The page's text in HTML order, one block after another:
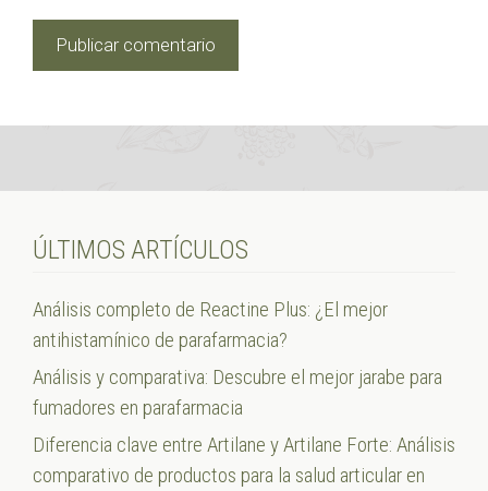
ÚLTIMOS ARTÍCULOS
Análisis completo de Reactine Plus: ¿El mejor
antihistamínico de parafarmacia?
Análisis y comparativa: Descubre el mejor jarabe para
fumadores en parafarmacia
Diferencia clave entre Artilane y Artilane Forte: Análisis
comparativo de productos para la salud articular en